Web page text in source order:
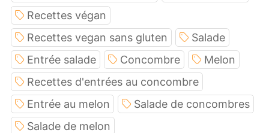
Recettes végan
Recettes vegan sans gluten
Salade
Entrée salade
Concombre
Melon
Recettes d'entrées au concombre
Entrée au melon
Salade de concombres
Salade de melon